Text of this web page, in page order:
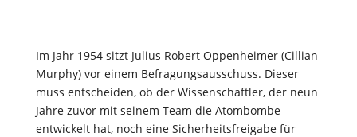
Im Jahr 1954 sitzt Julius Robert Oppenheimer (Cillian
Murphy) vor einem Befragungsausschuss. Dieser
muss entscheiden, ob der Wissenschaftler, der neun
Jahre zuvor mit seinem Team die Atombombe
entwickelt hat, noch eine Sicherheitsfreigabe für